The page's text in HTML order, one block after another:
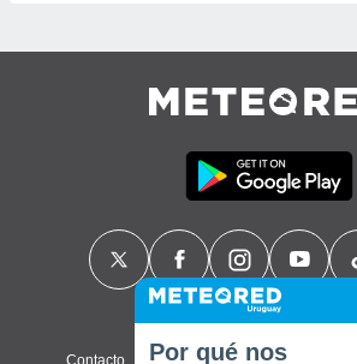
Contacto Sobre nosotros
Por qué nos